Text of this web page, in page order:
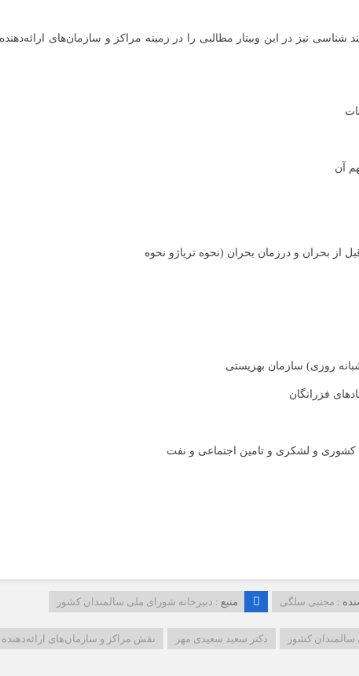
نیز در این وبینار مطالبی را در زمینه مراکز و سازمان‌های
: مجتبی سلگی منبع : دبیرخانه شورای ملی سالمندان کشور
سالمندان کشور دکتر سعید سعیدی مهر نقش مراکز و سازمان‌های